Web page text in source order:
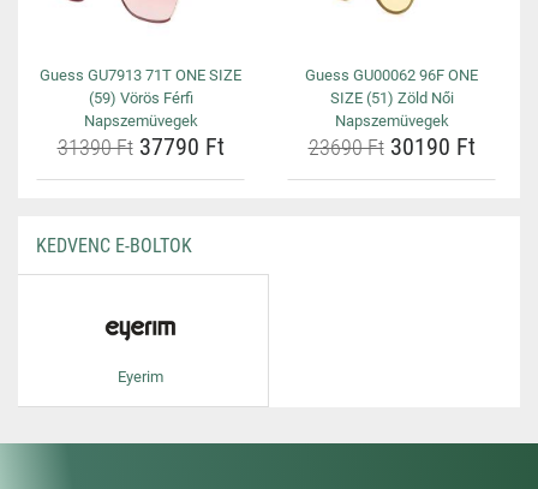
Guess GU7913 71T ONE SIZE
(59) Vörös Férfi
Napszemüvegek
31390 Ft37790 Ft
Guess GU00062 96F ONE
SIZE (51) Zöld Női
Napszemüvegek
23690 Ft30190 Ft
KEDVENC E-BOLTOK
Eyerim